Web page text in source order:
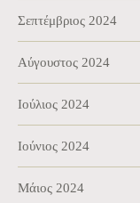
Σεπτέμβριος 2024
Αύγουστος 2024
Ιούλιος 2024
Ιούνιος 2024
Μάιος 2024